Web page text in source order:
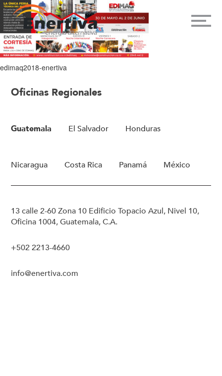
edimaq2018-enertiva
Oficinas Regionales
Guatemala El Salvador Honduras
Nicaragua Costa Rica Panamá México
13 calle 2-60 Zona 10 Edificio Topacio Azul, Nivel 10,
Oficina 1004, Guatemala, C.A.
+502 2213-4660
info@enertiva.com